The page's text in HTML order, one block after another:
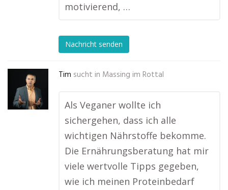
motivierend, …
Nachricht senden
Tim sucht in Massing im Rottal
Als Veganer wollte ich
sichergehen, dass ich alle
wichtigen Nährstoffe bekomme.
Die Ernährungsberatung hat mir
viele wertvolle Tipps gegeben,
wie ich meinen Proteinbedarf